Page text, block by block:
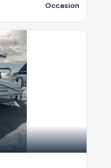
Occasion